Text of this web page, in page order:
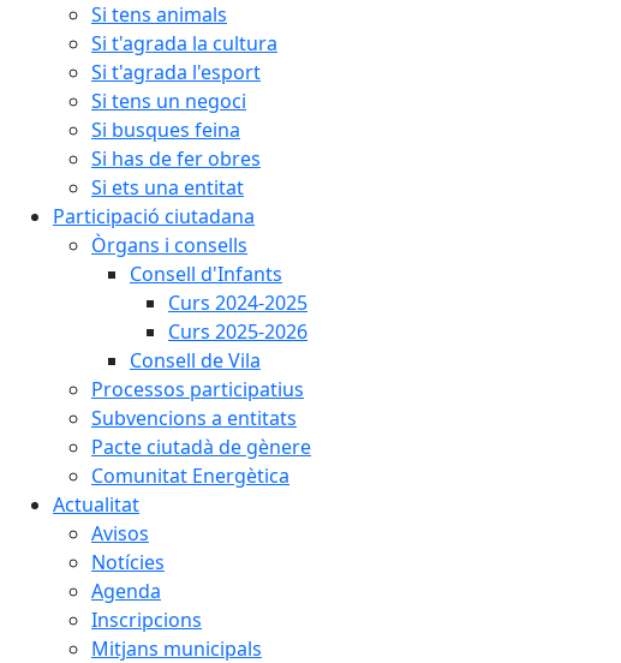
Si tens animals
Si t'agrada la cultura
Si t'agrada l'esport
Si tens un negoci
Si busques feina
Si has de fer obres
Si ets una entitat
Participació ciutadana
Òrgans i consells
Consell d'Infants
Curs 2024-2025
Curs 2025-2026
Consell de Vila
Processos participatius
Subvencions a entitats
Pacte ciutadà de gènere
Comunitat Energètica
Actualitat
Avisos
Notícies
Agenda
Inscripcions
Mitjans municipals